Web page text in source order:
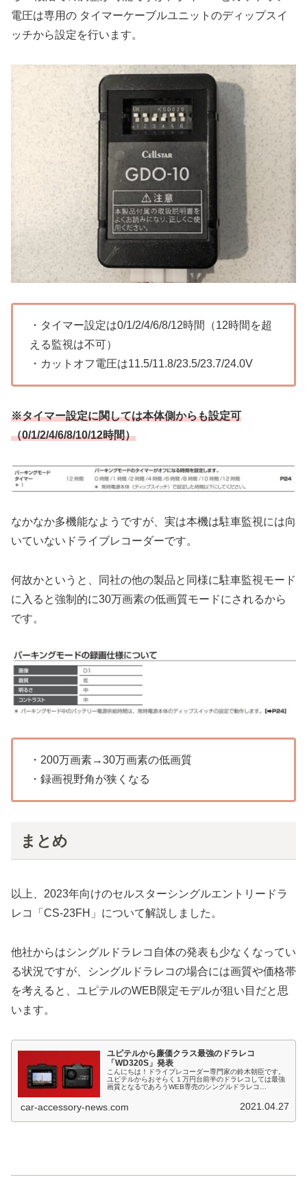
電圧は専用の タイマーケーブルユニットのディップスイ
ッチから設定を行います。
・タイマー設定は0/1/2/4/6/8/12時間（12時間を超
える監視は不可）
・カットオフ電圧は11.5/11.8/23.5/23.7/24.0V
※タイマー設定に関しては本体側からも設定可
（0/1/2/4/6/8/10/12時間）
なかなか多機能なようですが、実は本機は駐車監視には向
いていないドライブレコーダーです。
何故かというと、同社の他の製品と同様に駐車監視モード
に入ると強制的に30万画素の低画質モードにされるから
です。
・200万画素→30万画素の低画質
・録画視野角が狭くなる
まとめ
以上、2023年向けのセルスターシングルエントリードラ
レコ「CS-23FH」について解説しました。
他社からはシングルドラレコ自体の発表も少なくなってい
る状況ですが、シングルドラレコの場合には画質や価格帯
を考えると、ユピテルのWEB限定モデルが狙い目だと思
います。
ユピテルから廉価クラス最強のドラレコ
「WD320S」発表
こんにちは！ドライブレコーダー専門家の鈴木朝臣です。
ユピテルからおそらく１万円台前半のドラレコしては最強
画質となるであろうWEB専売のシングルドラレコ
car-accessory-news.com 2021.04.27